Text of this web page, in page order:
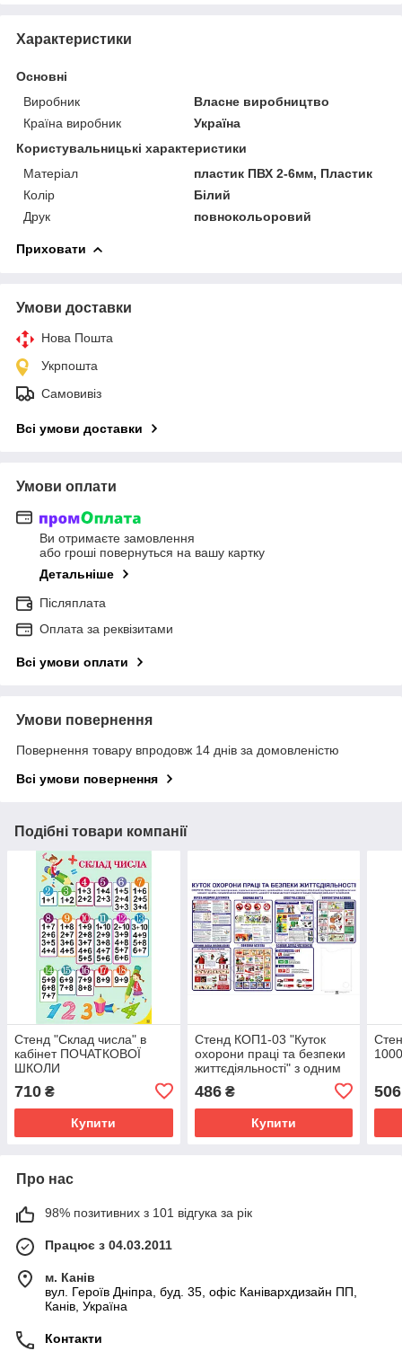
Характеристики
Основні
Виробник
Власне виробництво
Країна виробник
Україна
Користувальницькі характеристики
Матеріал
пластик ПВХ 2-6мм, Пластик
Колір
Білий
Друк
повнокольоровий
Приховати
Умови доставки
Нова Пошта
Укрпошта
Самовивіз
Всі умови доставки
Умови оплати
Ви отримаєте замовлення
або гроші повернуться на вашу картку
Детальніше
Післяплата
Оплата за реквізитами
Всі умови оплати
Умови повернення
Повернення товару впродовж 14 днів за домовленістю
Всі умови повернення
Подібні товари компанії
Стенд "Склад числа" в
кабінет ПОЧАТКОВОЇ
ШКОЛИ
710 ₴
Купити
Стенд КОП1-03 "Куток
охорони праці та безпеки
життєдіяльності" з одним
інформаційним карманом
фориат А4
486₴
Купити
Про нас
98% позитивних з 101 відгука за рік
Працює з 04.03.2011
м. Канів
вул. Героїв Дніпра, буд. 35, офіс Канівархдизайн ПП,
Канів, Україна
Контакти